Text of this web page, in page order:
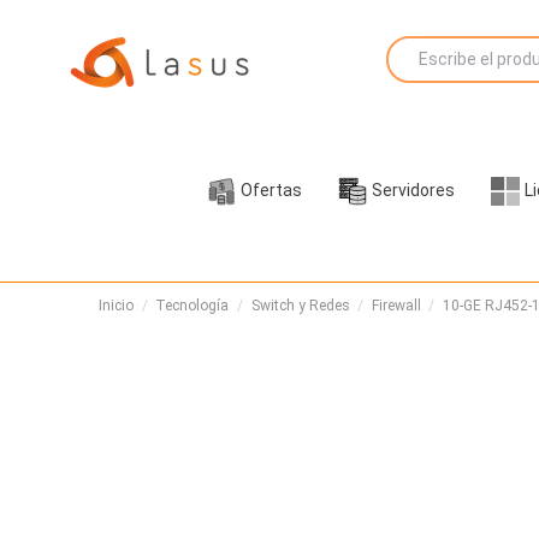
Ofertas Servidores
Inicio Tecnología Switch y Redes Firewall 10-GE RJ452-